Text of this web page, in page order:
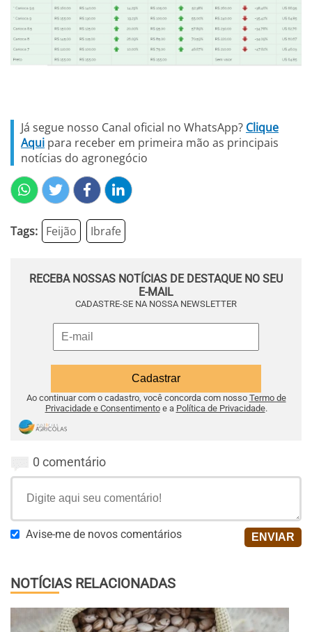
Já segue nosso Canal oficial no WhatsApp? Clique
Aqui para receber em primeira mão as principais
notícias do agronegócio
Tags: Feijão Ibrafe
RECEBA NOSSAS NOTÍCIAS DE DESTAQUE NO SEU
E-MAIL
CADASTRE-SE NA NOSSA NEWSLETTER
Ao continuar com o cadastro, você concorda com nosso Termo de
Privacidade e Consentimentoe a Política de Privacidade.
0 comentário
Avise-me de novos comentários
NOTÍCIAS RELACIONADAS